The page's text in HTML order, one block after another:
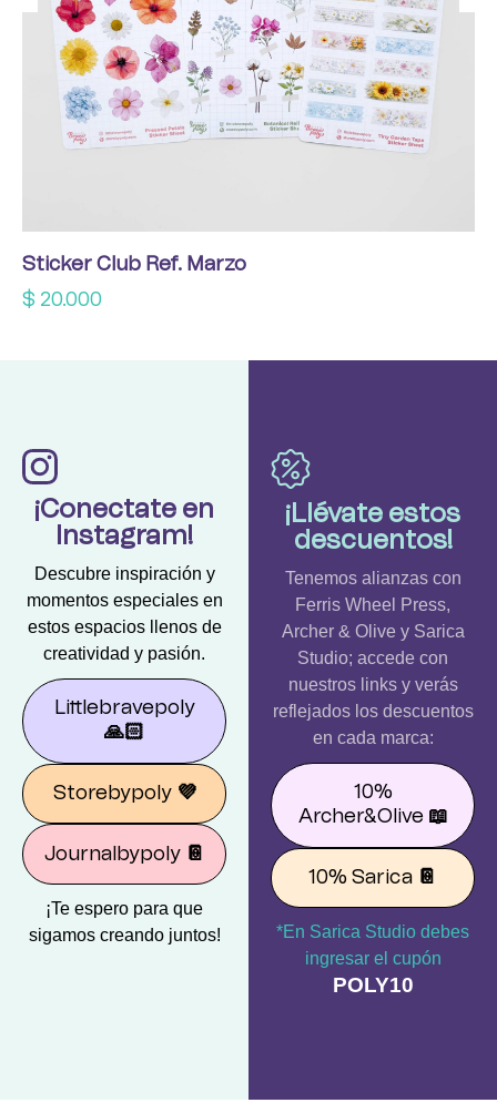
Sticker Club Ref. Marzo
$ 20.000
¡Conectate en
Instagram!
Descubre inspiración y
momentos especiales en
estos espacios llenos de
creatividad y pasión.
Littlebravepoly
🙏🏻
Storebypoly 💜
Journalbypoly 📔
¡Te espero para que
sigamos creando juntos!
¡Llévate estos
descuentos!
Tenemos alianzas con
Ferris Wheel Press,
Archer & Olive y Sarica
Studio; accede con
nuestros links y verás
reflejados los descuentos
en cada marca:
10%
Archer&Olive 📖
10% Sarica 📔
*En Sarica Studio debes
ingresar el cupón
POLY10